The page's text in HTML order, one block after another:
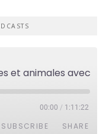
00:00 / 1:11:22
SUBSCRIBE SHARE